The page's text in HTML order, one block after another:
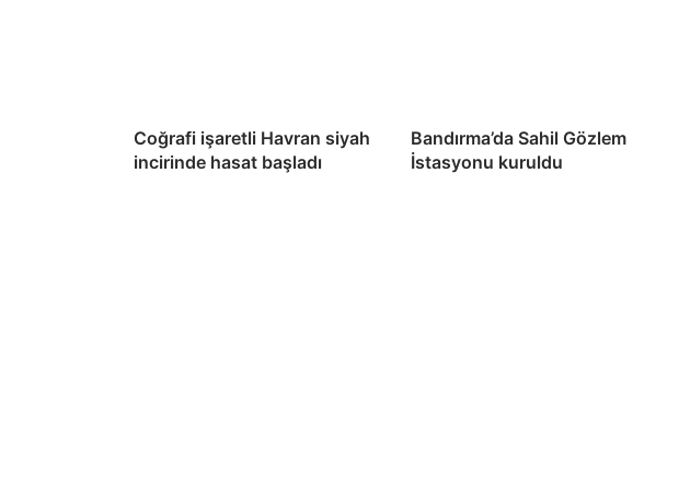
Coğrafi işaretli Havran siyah
incirinde hasat başladı
Bandırma’da Sahil Gözlem
İstasyonu kuruldu